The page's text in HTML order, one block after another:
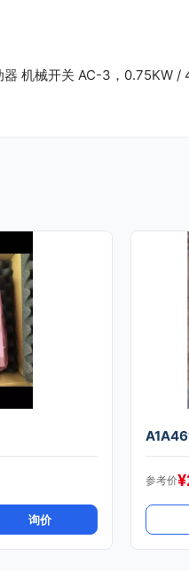
机械开关 AC-3，0.75KW
询价
参考价¥